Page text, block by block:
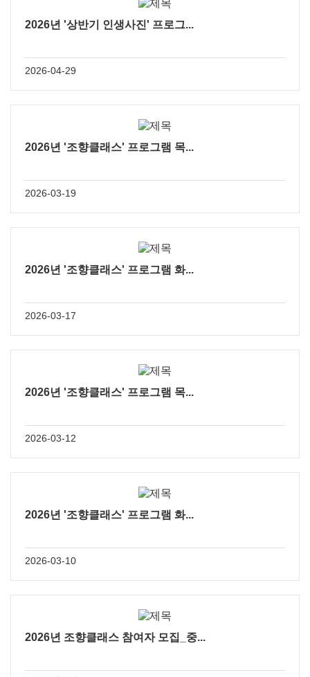
2026년 '상반기 인생사진' 프로그...
2026-04-29
2026년 '조향클래스' 프로그램 목...
2026-03-19
2026년 '조향클래스' 프로그램 화...
2026-03-17
2026년 '조향클래스' 프로그램 목...
2026-03-12
2026년 '조향클래스' 프로그램 화...
2026-03-10
2026년 조향클래스 참여자 모집_중...